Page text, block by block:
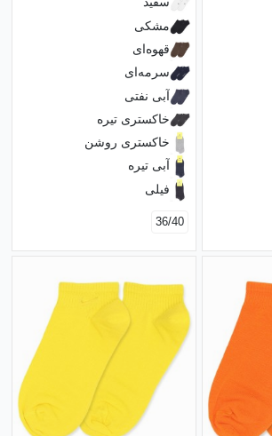
مشکی
قهوه‌ای
سرمه‌ای
آبی نفتی
خاکستری تیره
خاکستری روشن
آبی تیره
فیلی
36/40